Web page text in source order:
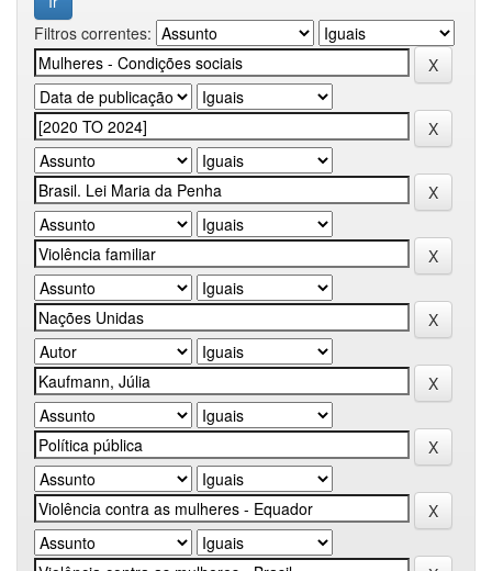
Filtros correntes: